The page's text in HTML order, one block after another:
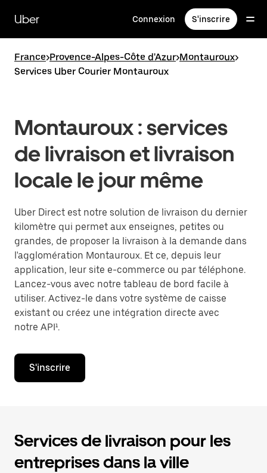
contenu
principal
Uber Connexion S'inscrire
France>Provence-Alpes-Côte d'Azur>Montauroux>
Services Uber Courier Montauroux
Montauroux : services
de livraison et livraison
locale le jour même
Uber Direct est notre solution de livraison du dernier
kilomètre qui permet aux enseignes, petites ou
grandes, de proposer la livraison à la demande dans
l'agglomération Montauroux. Et ce, depuis leur
application, leur site e-commerce ou par téléphone.
Lancez-vous avec notre tableau de bord facile à
utiliser. Activez-le dans votre système de caisse
existant ou créez une intégration directe avec
notre API¹.
S'inscrire
Services de livraison pour les
entreprises dans la ville